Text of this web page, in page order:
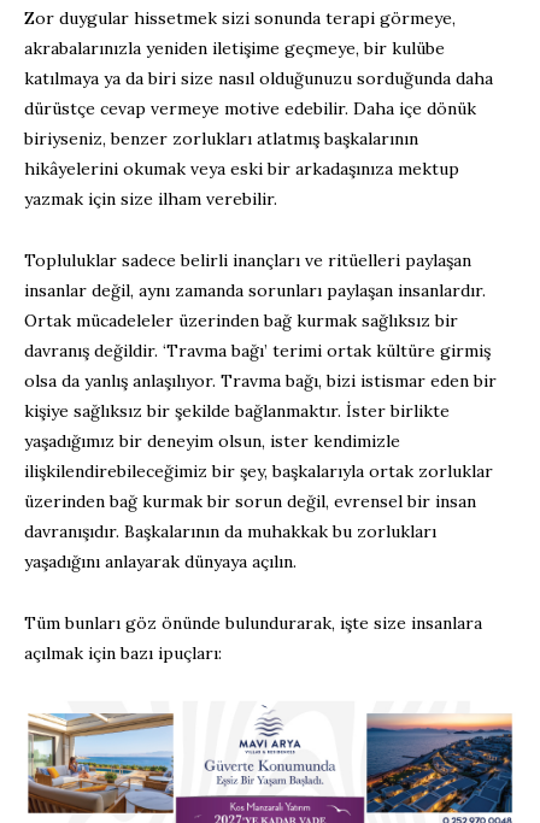
Zor duygular hissetmek sizi sonunda terapi görmeye,
akrabalarınızla yeniden iletişime geçmeye, bir kulübe
katılmaya ya da biri size nasıl olduğunuzu sorduğunda daha
dürüstçe cevap vermeye motive edebilir. Daha içe dönük
biriyseniz, benzer zorlukları atlatmış başkalarının
hikâyelerini okumak veya eski bir arkadaşınıza mektup
yazmak için size ilham verebilir.
Topluluklar sadece belirli inançları ve ritüelleri paylaşan
insanlar değil, aynı zamanda sorunları paylaşan insanlardır.
Ortak mücadeleler üzerinden bağ kurmak sağlıksız bir
davranış değildir. ‘Travma bağı’ terimi ortak kültüre girmiş
olsa da yanlış anlaşılıyor. Travma bağı, bizi istismar eden bir
kişiye sağlıksız bir şekilde bağlanmaktır. İster birlikte
yaşadığımız bir deneyim olsun, ister kendimizle
ilişkilendirebileceğimiz bir şey, başkalarıyla ortak zorluklar
üzerinden bağ kurmak bir sorun değil, evrensel bir insan
davranışıdır. Başkalarının da muhakkak bu zorlukları
yaşadığını anlayarak dünyaya açılın.
Tüm bunları göz önünde bulundurarak, işte size insanlara
açılmak için bazı ipuçları: